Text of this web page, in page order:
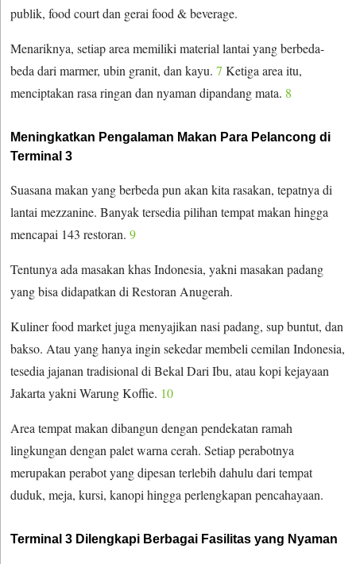
publik, food court dan gerai food & beverage.
Menariknya, setiap area memiliki material lantai yang berbeda-
beda dari marmer, ubin granit, dan kayu.7 Ketiga area itu,
menciptakan rasa ringan dan nyaman dipandang mata. 8
Meningkatkan Pengalaman Makan Para Pelancong di
Terminal 3
Suasana makan yang berbeda pun akan kita rasakan, tepatnya di
lantai mezzanine. Banyak tersedia pilihan tempat makan hingga
mencapai 143 restoran.9
Tentunya ada masakan khas Indonesia, yakni masakan padang
yang bisa didapatkan di Restoran Anugerah.
Kuliner food market juga menyajikan nasi padang, sup buntut, dan
bakso. Atau yang hanya ingin sekedar membeli cemilan Indonesia,
tesedia jajanan tradisional di Bekal Dari Ibu, atau kopi kejayaan
Jakarta yakni Warung Koffie. 10
Area tempat makan dibangun dengan pendekatan ramah
lingkungan dengan palet warna cerah. Setiap perabotnya
merupakan perabot yang dipesan terlebih dahulu dari tempat
duduk, meja, kursi, kanopi hingga perlengkapan pencahayaan.
Terminal 3 Dilengkapi Berbagai Fasilitas yang Nyaman